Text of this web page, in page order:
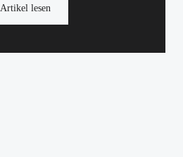
Artikel lesen